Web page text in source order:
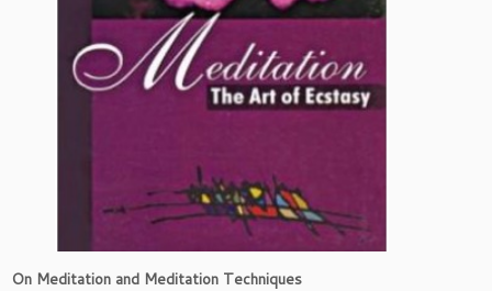
On Meditation and Meditation Techniques